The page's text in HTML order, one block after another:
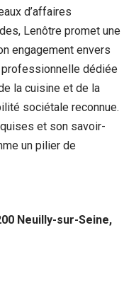
d’affaires
Lenôtre promet une
engagement envers
professionnelle dédiée
la cuisine et de la
sociétale reconnue.
et son savoir-
un pilier de
Neuilly-sur-Seine,